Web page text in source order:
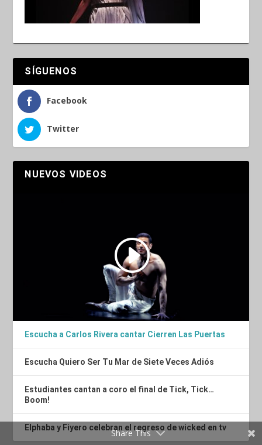
SÍGUENOS
Facebook
Twitter
NUEVOS VIDEOS
Escucha a Carlos Rivera cantar Cierren Las Puertas
Escucha Quiero Ser Tu Mar de Siete Veces Adiós
Estudiantes cantan a coro el final de Tick, Tick…
Boom!
Elphaba y Fiyero celebran el regreso de wicked en tv
Share This